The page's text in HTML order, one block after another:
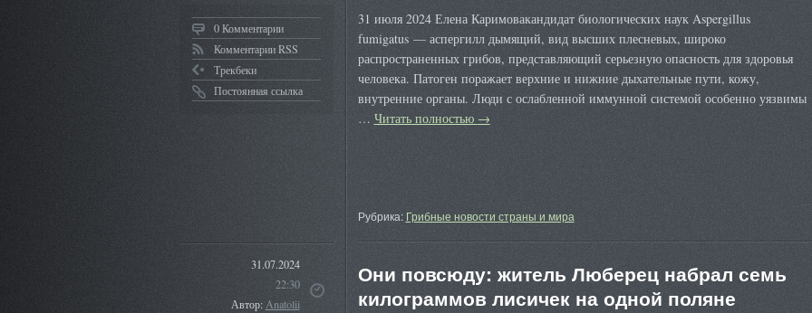
0 Комментарии
Комментарии RSS
Трекбеки
Постоянная ссылка
31 июля 2024 Елена Каримовакандидат биологических наук Aspergillus
fumigatus — аспергилл дымящий, вид высших плесневых, широко
распространенных грибов, представляющий серьезную опасность для здоровья
человека. Патоген поражает верхние и нижние дыхательные пути, кожу,
внутренние органы. Люди с ослабленной иммунной системой особенно уязвимы
… Читать полностью →
Рубрика: Грибные новости страны и мира
31.07.2024
22:30
Автор:Anatolii
Они повсюду: житель Люберец набрал семь
килограммов лисичек на одной поляне